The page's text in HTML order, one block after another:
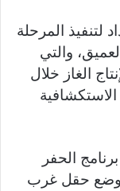
لتنفيذ المرحلة
والتي
الغاز خلال
الحفر
وضع حقل غرب